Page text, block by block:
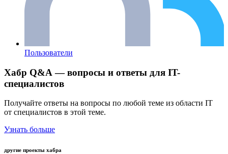
Пользователи
Хабр Q&A — вопросы и ответы для IT-
специалистов
Получайте ответы на вопросы по любой теме из области IT
от специалистов в этой теме.
Узнать больше
другие проекты хабра